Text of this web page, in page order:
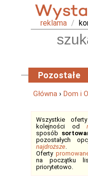
reklama /
Pozostałe
Główna › Dom i
Wszystkie
kolejności od
sposób
pozostałych
najdroższe.
Oferty
na początku
priorytetowo.